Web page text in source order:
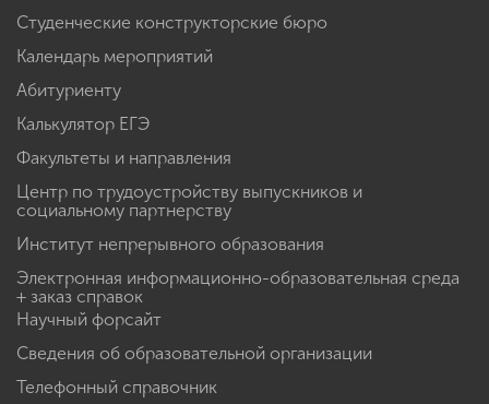
Студенческие конструкторские бюро
Календарь мероприятий
Абитуриенту
Калькулятор ЕГЭ
Факультеты и направления
Центр по трудоустройству выпускников и
социальному партнерству
Институт непрерывного образования
Электронная информационно-образовательная среда
+ заказ справок
Научный форсайт
Сведения об образовательной организации
Телефонный справочник